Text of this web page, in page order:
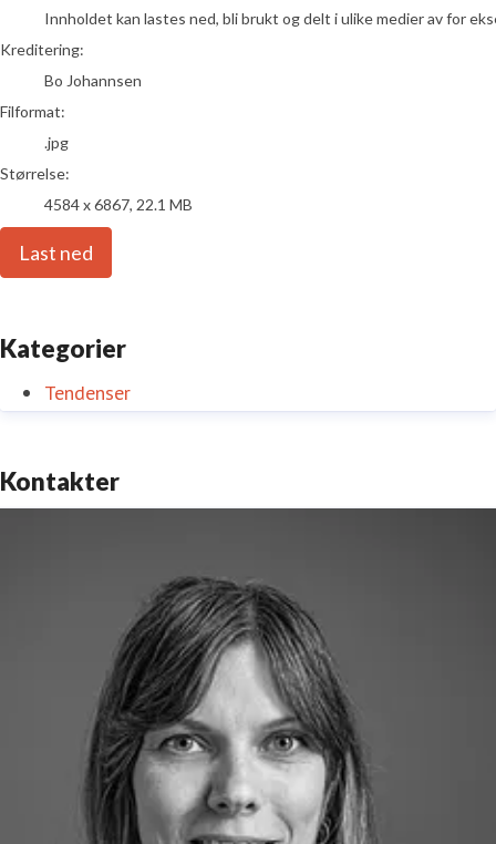
Innholdet kan lastes ned, bli brukt og delt i ulike medier av for
Kreditering:
Bo Johannsen
Filformat:
.jpg
Størrelse:
4584 x 6867, 22.1 MB
Last ned
Kategorier
Tendenser
Kontakter